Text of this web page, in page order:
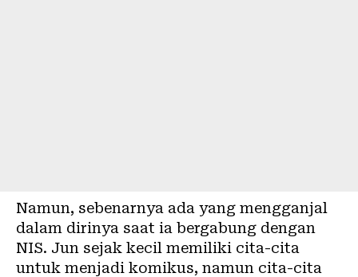
Namun, sebenarnya ada yang mengganjal
dalam dirinya saat ia bergabung dengan
NIS. Jun sejak kecil memiliki cita-cita
untuk menjadi komikus, namun cita-cita